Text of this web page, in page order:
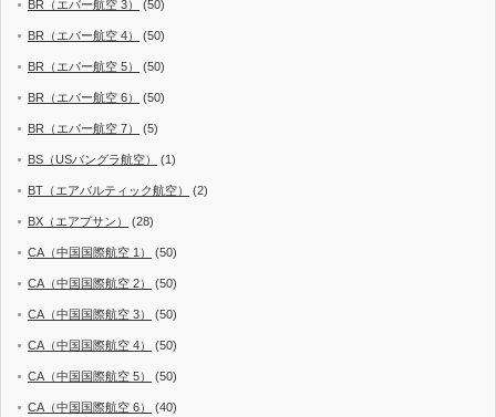
BR（エバー航空 3） (50)
BR（エバー航空 4） (50)
BR（エバー航空 5） (50)
BR（エバー航空 6） (50)
BR（エバー航空 7） (5)
BS（USバングラ航空） (1)
BT（エアバルティック航空） (2)
BX（エアプサン） (28)
CA（中国国際航空 1） (50)
CA（中国国際航空 2） (50)
CA（中国国際航空 3） (50)
CA（中国国際航空 4） (50)
CA（中国国際航空 5） (50)
CA（中国国際航空 6） (40)